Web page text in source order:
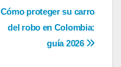
Cómo proteger su carro
del robo en Colombia:
guía 2026